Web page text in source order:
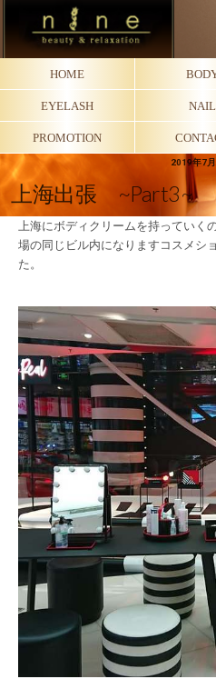
HOME
EYELASH NAIL
PROMOTION
2019年7
上海出張 ~part3~
上海にボディクリームを持っていく
場の同じビル内になりますコスメシ
た。